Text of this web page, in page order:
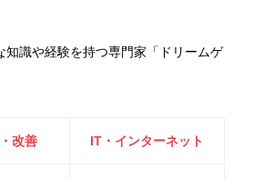
識や経験を持つ専門家「ドリームゲ
改善 IT・インターネット